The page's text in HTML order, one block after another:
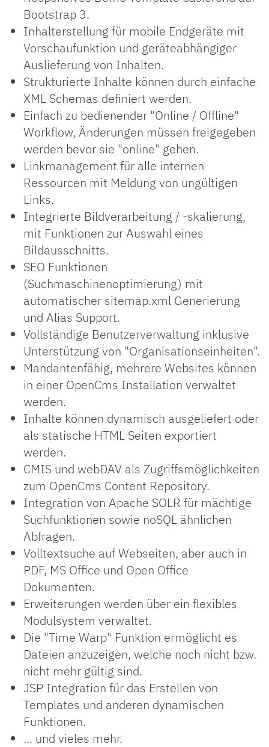
Bootstrap 3.
Inhalterstellung für mobile Endgeräte mit
Vorschaufunktion und geräteabhängiger
Auslieferung von Inhalten.
Strukturierte Inhalte können durch einfache
XML Schemas definiert werden.
Einfach zu bedienender "Online / Offline"
Workflow, Änderungen müssen freigegeben
werden bevor sie "online" gehen.
Linkmanagement für alle internen
Ressourcen mit Meldung von ungültigen
Links.
Integrierte Bildverarbeitung / -skalierung,
mit Funktionen zur Auswahl eines
Bildausschnitts.
SEO Funktionen
(Suchmaschinenoptimierung) mit
automatischer sitemap.xml Generierung
und Alias Support.
Vollständige Benutzerverwaltung inklusive
Unterstützung von "Organisationseinheiten".
Mandantenfähig, mehrere Websites können
in einer OpenCms Installation verwaltet
werden.
Inhalte können dynamisch ausgeliefert oder
als statische HTML Seiten exportiert
werden.
CMIS und webDAV als Zugriffsmöglichkeiten
zum OpenCms Content Repository.
Integration von Apache SOLR für mächtige
Suchfunktionen sowie noSQL ähnlichen
Abfragen.
Volltextsuche auf Webseiten, aber auch in
PDF, MS Office und Open Office
Dokumenten.
Erweiterungen werden über ein flexibles
Modulsystem verwaltet.
Die "Time Warp" Funktion ermöglicht es
Dateien anzuzeigen, welche noch nicht bzw.
nicht mehr gültig sind.
JSP Integration für das Erstellen von
Templates und anderen dynamischen
Funktionen.
... und vieles mehr.